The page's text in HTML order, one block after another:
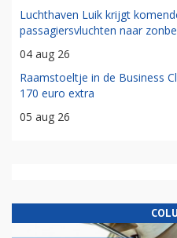
Luchthaven Luik krijgt
passagiersvluchten naar
04 aug 26
Raamstoeltje in de Business
170 euro extra
05 aug 26